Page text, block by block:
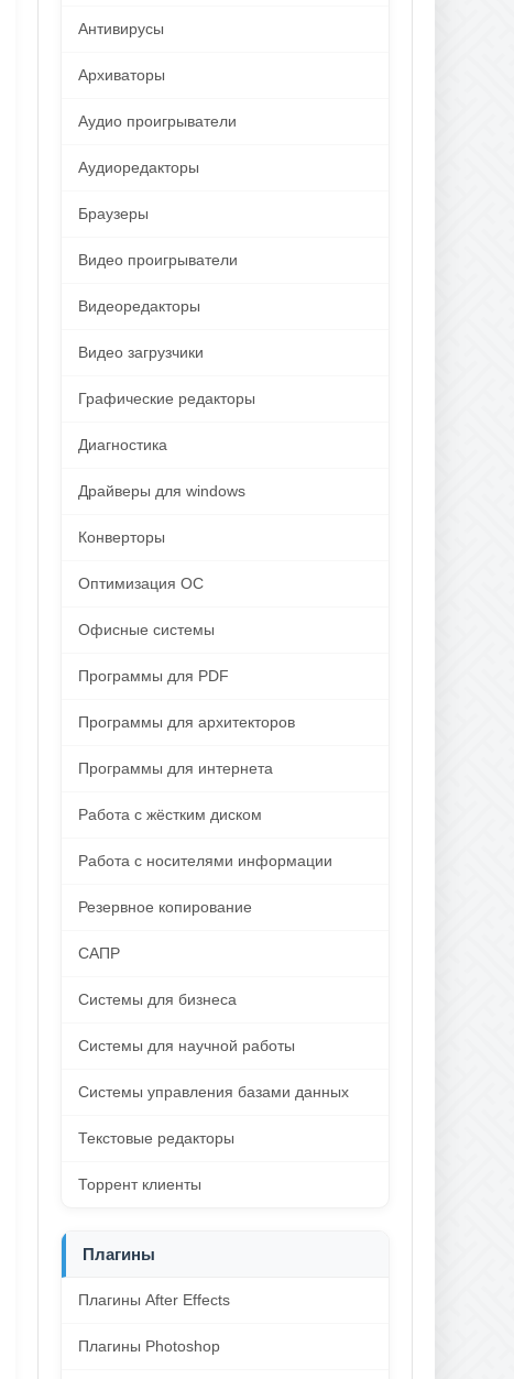
Антивирусы
Архиваторы
Аудио проигрыватели
Аудиоредакторы
Браузеры
Видео проигрыватели
Видеоредакторы
Видео загрузчики
Графические редакторы
Диагностика
Драйверы для windows
Конверторы
Оптимизация ОС
Офисные системы
Программы для PDF
Программы для архитекторов
Программы для интернета
Работа с жёстким диском
Работа с носителями информации
Резервное копирование
САПР
Системы для бизнеса
Системы для научной работы
Системы управления базами данных
Текстовые редакторы
Торрент клиенты
Плагины
Плагины After Effects
Плагины Photoshop